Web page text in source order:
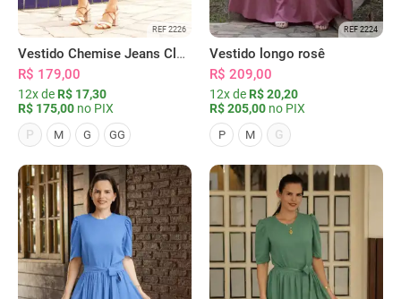
REF 2226
Vestido Chemise Jeans Clássica Serena
R$ 179,00
12x de R$ 17,30
R$ 175,00 no PIX
P
M G GG
REF 2224
Vestido longo rosê
R$ 209,00
12x de R$ 20,20
R$ 205,00 no PIX
P M G